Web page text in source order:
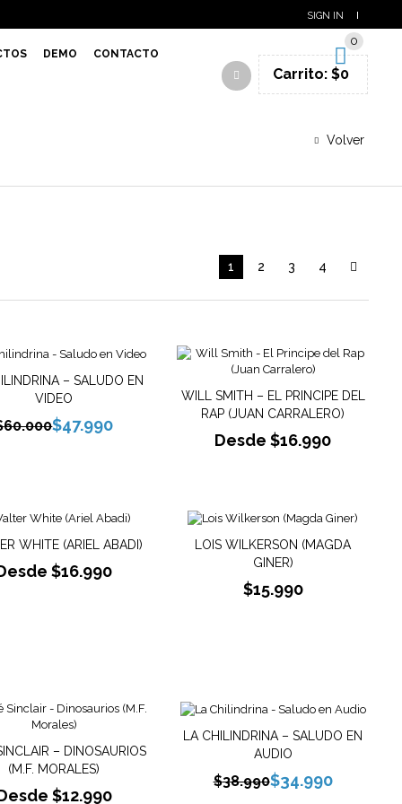
SIGN IN
DEMO CONTACTO
0
Carrito: $0
Volver
1 2 3 4
– SALUDO EN
VIDEO
60.000$47.990
WILL SMITH – EL PRINCIPE DEL
RAP (JUAN CARRALERO)
Desde$16.990
WHITE (ARIEL ABADI)
$16.990
LOIS WILKERSON (MAGDA
GINER)
$15.990
– DINOSAURIOS
(M.F. MORALES)
$12.990
LA CHILINDRINA – SALUDO EN
AUDIO
$38.990$34.990